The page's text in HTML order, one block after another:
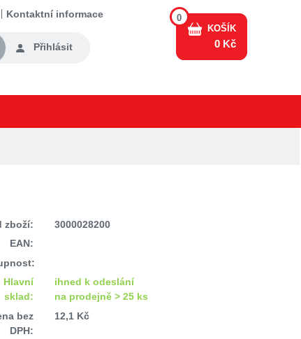
Kontaktní informace
Přihlásit
0
KOŠÍK
0 Kč
zboží:
3000028200
EAN:
Hlavní
sklad:
ihned k odeslání
na prodejně > 25 ks
bez
DPH:
12,1 Kč